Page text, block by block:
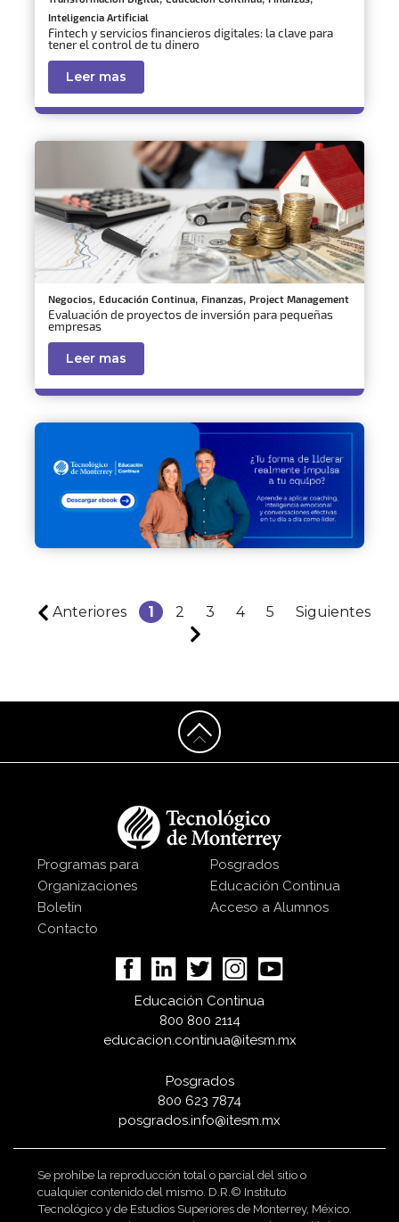
Inteligencia Artificial
Fintech y servicios financieros digitales: la clave para
tener el control de tu dinero
Leer mas
Negocios, Educación Continua, Finanzas, Project Management
Evaluación de proyectos de inversión para pequeñas
empresas
Leer mas
Anteriores 1 2 3 4 5 Siguientes
Programas para
Organizaciones
Boletín
Contacto
Posgrados
Educación Continua
Acceso a Alumnos
Educación Continua
800 800 2114
educacion.continua@itesm.mx
Posgrados
800 623 7874
posgrados.info@itesm.mx
Se prohíbe la reproducción total o parcial del sitio o
cualquier contenido del mismo. D.R.© Instituto
Tecnológico y de Estudios Superiores de Monterrey, México.